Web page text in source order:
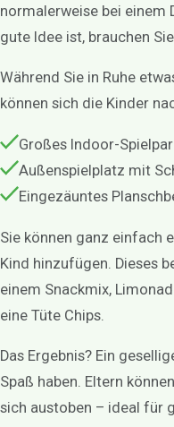
normalerweise bei einem
gute Idee ist, brauchen
Während Sie in Ruhe
können sich die Kinder
Großes Indoor-
Außenspielplatz mit
Eingezäuntes
Sie können ganz einfach
Kind hinzufügen. Dieses
einem Snackmix,
eine Tüte Chips.
Das Ergebnis? Ein
Spaß haben. Eltern
sich austoben – ideal für